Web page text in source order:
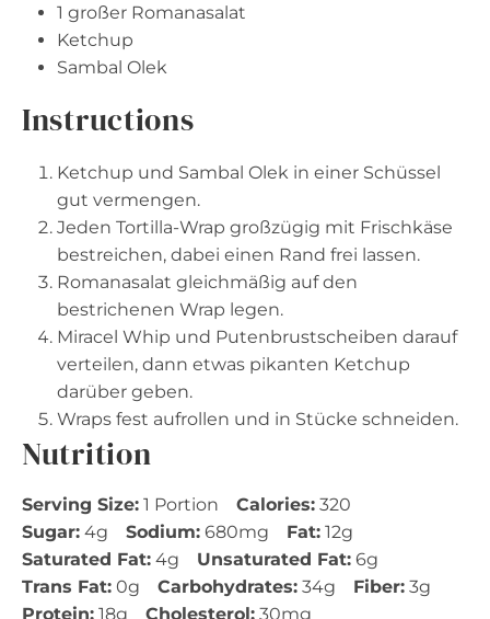
1 großer Romanasalat
Ketchup
Sambal Olek
Instructions
Ketchup und Sambal Olek in einer Schüssel
gut vermengen.
Jeden Tortilla-Wrap großzügig mit Frischkäse
bestreichen, dabei einen Rand frei lassen.
Romanasalat gleichmäßig auf den
bestrichenen Wrap legen.
Miracel Whip und Putenbrustscheiben darauf
verteilen, dann etwas pikanten Ketchup
darüber geben.
Wraps fest aufrollen und in Stücke schneiden.
Nutrition
Serving Size: 1 Portion Calories: 320
Sugar: 4g Sodium: 680mg Fat: 12g
Saturated Fat: 4g Unsaturated Fat: 6g
Trans Fat: 0g Carbohydrates: 34g Fiber: 3g
Protein: 18g Cholesterol: 30mg